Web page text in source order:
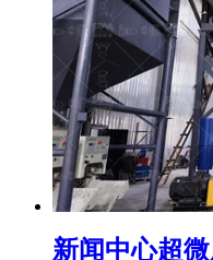
新闻中心超